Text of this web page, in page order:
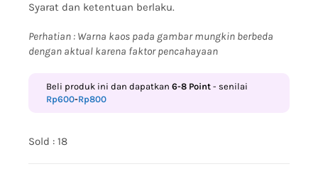
Syarat dan ketentuan berlaku.
Perhatian : Warna kaos pada gambar mungkin berbeda
dengan aktual karena faktor pencahayaan
Beli produk ini dan dapatkan6-8 Point - senilai
Rp600-Rp800
Sold : 18